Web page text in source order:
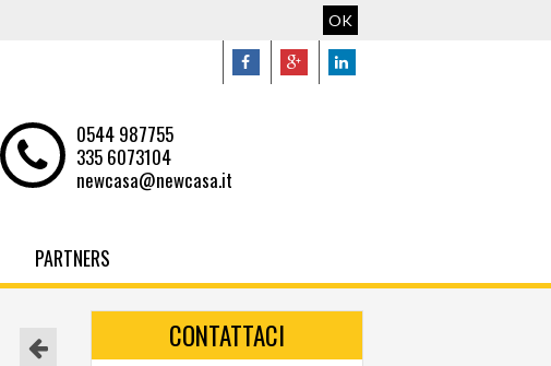
OK
0544 987755
335 6073104
newcasa@newcasa.it
PARTNERS
CONTATTACI